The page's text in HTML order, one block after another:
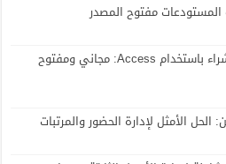
مفتوح المصدر
برنامج إدارة حركات البيع والشراء باستخدام Access: مجاني ومفتوح
الأمثل لإدارة الحضور والمرتبات